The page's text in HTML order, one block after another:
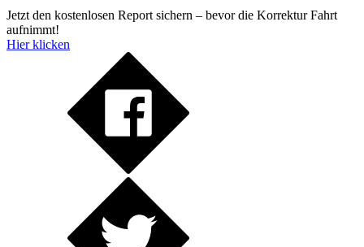
Jetzt den kostenlosen Report sichern – bevor die Korrektur Fahrt
aufnimmt!
Hier klicken